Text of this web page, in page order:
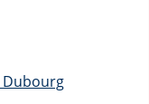
Dubourg